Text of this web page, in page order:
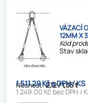
VÁZACÍ
12MM X
Kód
Stav
Nosnost:2,12 / 1,55 t
1 511.29 Kč s DPH / KS
1 249.00 Kč bez DPH /